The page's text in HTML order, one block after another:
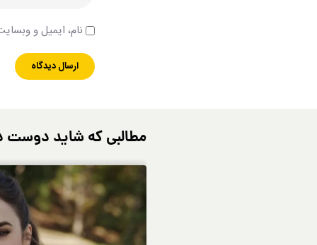
نام، ایمیل و
مطالبی که شاید دوست